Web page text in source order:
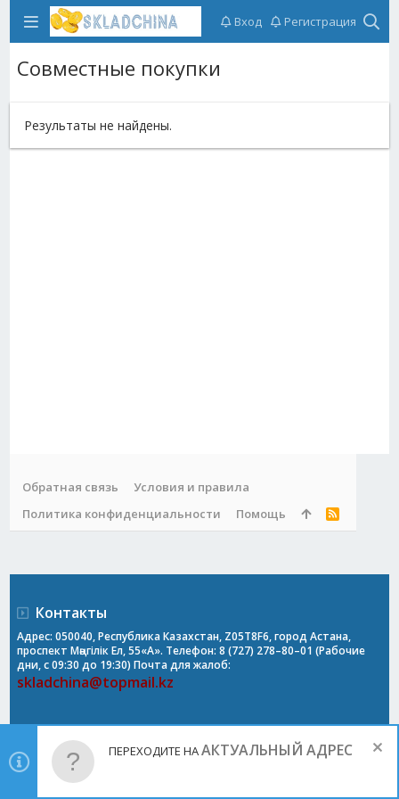
Вход Регистрация
Совместные покупки
Результаты не найдены.
Обратная связь
Условия и правила
Политика конфиденциальности
Помощь
R
Контакты
Адрес: 050040, Республика Казахстан, Z05T8F6, город Астана,
проспект Мәңгілік Ел, 55«А». Телефон: 8 (727) 278–80–01 (Рабочие
дни, с 09:30 до 19:30) Почта для жалоб:
skladchina@topmail.kz
ПЕРЕХОДИТЕ НААКТУАЛЬНЫЙ АДРЕС